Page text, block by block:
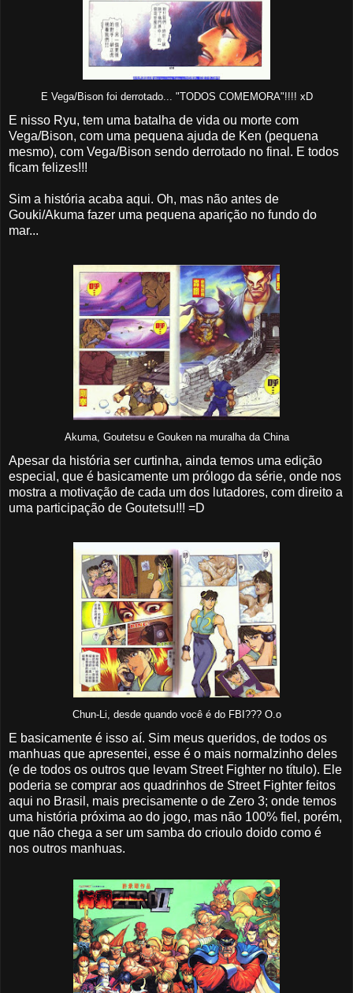
E Vega/Bison foi derrotado... "TODOS COMEMORA"!!!! xD
E nisso Ryu, tem uma batalha de vida ou morte com
Vega/Bison, com uma pequena ajuda de Ken (pequena
mesmo), com Vega/Bison sendo derrotado no final. E todos
ficam felizes!!!
Sim a história acaba aqui. Oh, mas não antes de
Gouki/Akuma fazer uma pequena aparição no fundo do
mar...
Akuma, Goutetsu e Gouken na muralha da China
Apesar da história ser curtinha, ainda temos uma edição
especial, que é basicamente um prólogo da série, onde nos
mostra a motivação de cada um dos lutadores, com direito a
uma participação de Goutetsu!!! =D
Chun-Li, desde quando você é do FBI??? O.o
E basicamente é isso aí. Sim meus queridos, de todos os
manhuas que apresentei, esse é o mais normalzinho deles
(e de todos os outros que levam Street Fighter no título). Ele
poderia se comprar aos quadrinhos de Street Fighter feitos
aqui no Brasil, mais precisamente o de Zero 3; onde temos
uma história próxima ao do jogo, mas não 100% fiel, porém,
que não chega a ser um samba do crioulo doido como é
nos outros manhuas.